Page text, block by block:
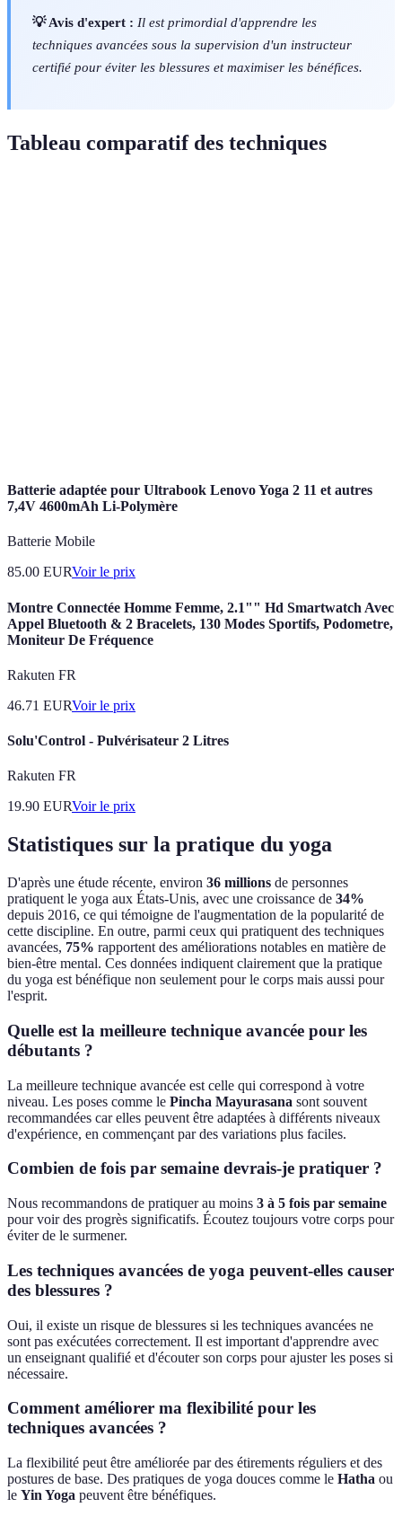
💡 Avis d'expert : Il est primordial d'apprendre les
techniques avancées sous la supervision d'un instructeur
certifié pour éviter les blessures et maximiser les bénéfices.
Tableau comparatif des techniques
Batterie adaptée pour Ultrabook Lenovo Yoga 2 11 et autres
7,4V 4600mAh Li-Polymère
Batterie Mobile
85.00 EURVoir le prix
Montre Connectée Homme Femme, 2.1"" Hd Smartwatch Avec
Appel Bluetooth & 2 Bracelets, 130 Modes Sportifs, Podometre,
Moniteur De Fréquence
Rakuten FR
46.71 EURVoir le prix
Solu'Control - Pulvérisateur 2 Litres
Rakuten FR
19.90 EURVoir le prix
Statistiques sur la pratique du yoga
D'après une étude récente, environ 36 millions de personnes
pratiquent le yoga aux États-Unis, avec une croissance de 34%
depuis 2016, ce qui témoigne de l'augmentation de la popularité de
cette discipline. En outre, parmi ceux qui pratiquent des techniques
avancées, 75% rapportent des améliorations notables en matière de
bien-être mental. Ces données indiquent clairement que la pratique
du yoga est bénéfique non seulement pour le corps mais aussi pour
l'esprit.
Quelle est la meilleure technique avancée pour les
débutants ?
La meilleure technique avancée est celle qui correspond à votre
niveau. Les poses comme le Pincha Mayurasana sont souvent
recommandées car elles peuvent être adaptées à différents niveaux
d'expérience, en commençant par des variations plus faciles.
Combien de fois par semaine devrais-je pratiquer ?
Nous recommandons de pratiquer au moins 3 à 5 fois par semaine
pour voir des progrès significatifs. Écoutez toujours votre corps pour
éviter de le surmener.
Les techniques avancées de yoga peuvent-elles causer
des blessures ?
Oui, il existe un risque de blessures si les techniques avancées ne
sont pas exécutées correctement. Il est important d'apprendre avec
un enseignant qualifié et d'écouter son corps pour ajuster les poses si
nécessaire.
Comment améliorer ma flexibilité pour les
techniques avancées ?
La flexibilité peut être améliorée par des étirements réguliers et des
postures de base. Des pratiques de yoga douces comme le Hatha ou
le Yin Yoga peuvent être bénéfiques.